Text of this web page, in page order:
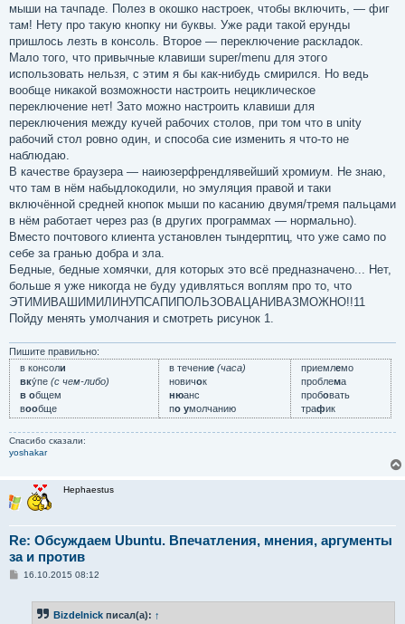
мыши на тачпаде. Полез в окошко настроек, чтобы включить, — фиг
там! Нету про такую кнопку ни буквы. Уже ради такой ерунды
пришлось лезть в консоль. Второе — переключение раскладок.
Мало того, что привычные клавиши super/menu для этого
использовать нельзя, с этим я бы как-нибудь смирился. Но ведь
вообще никакой возможности настроить нециклическое
переключение нет! Зато можно настроить клавиши для
переключения между кучей рабочих столов, при том что в unity
рабочий стол ровно один, и способа сие изменить я что-то не
наблюдаю.
В качестве браузера — наиюзерфрендлявейший хромиум. Не знаю,
что там в нём набыдлокодили, но эмуляция правой и таки
включённой средней кнопок мыши по касанию двумя/тремя пальцами
в нём работает через раз (в других программах — нормально).
Вместо почтового клиента установлен тындерптиц, что уже само по
себе за гранью добра и зла.
Бедные, бедные хомячки, для которых это всё предназначено... Нет,
больше я уже никогда не буду удивляться воплям про то, что
ЭТИМИВАШИМИЛИНУПСАПИПОЛЬЗОВАЦАНИВАЗМОЖНО!!11
Пойду менять умолчания и смотреть рисунок 1.
Пишите правильно:
в консоли
вку́пе (с чем-либо)
в общем
вообще
в течение (часа)
новичок
нюанс
по умолчанию
приемлемо
проблема
пробовать
трафик
Спасибо сказали:
yoshakar
Hephaestus
Re: Обсуждаем Ubuntu. Впечатления, мнения, аргументы
за и против
С16.10.2015 08:12
Bizdelnick писал(а): ↑